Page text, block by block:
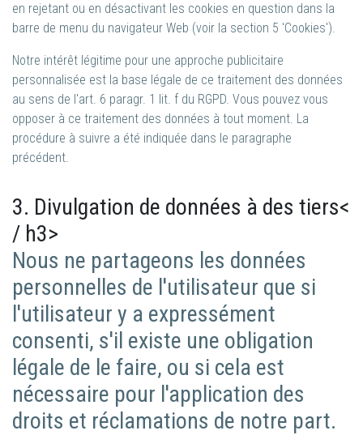
en rejetant ou en désactivant les cookies en question dans la
barre de menu du navigateur Web (voir la section 5 'Cookies').
Notre intérêt légitime pour une approche publicitaire
personnalisée est la base légale de ce traitement des données
au sens de l'art. 6 paragr. 1 lit. f du RGPD. Vous pouvez vous
opposer à ce traitement des données à tout moment. La
procédure à suivre a été indiquée dans le paragraphe
précédent.
3. Divulgation de données à des tiers<
/ h3>
Nous ne partageons les données
personnelles de l'utilisateur que si
l'utilisateur y a expressément
consenti, s'il existe une obligation
légale de le faire, ou si cela est
nécessaire pour l'application des
droits et réclamations de notre part.